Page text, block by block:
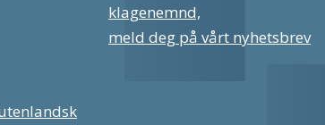
klagenemnd,
meld deg på vårt nyhetsbrev